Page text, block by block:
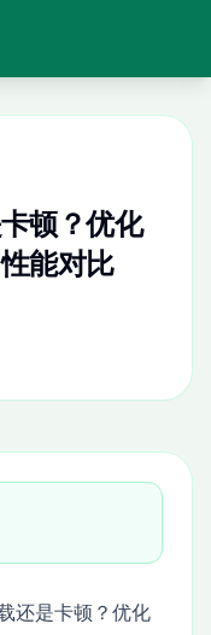
顿？优化
能对比
还是卡顿？优化